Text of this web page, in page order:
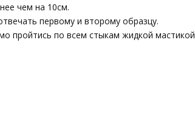
чем на 10см.
первому и второму образцу.
пройтись по всем стыкам жидкой мастикой